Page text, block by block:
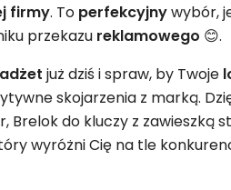
firmy. To perfekcyjnywybór,
przekazu reklamowego 😊.
już dziś i spraw, by Twoje
skojarzenia z marką.
Brelok do kluczy z zawieszką
wyróżni Cię na tle